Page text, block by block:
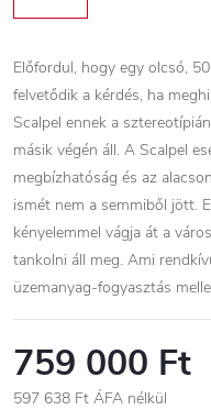
Előfordul, hogy egy olcsó,
felvetődik a kérdés, ha
Scalpel ennek a
másik végén áll. A Scalpel
megbízhatóság és az
ismét nem a semmiből jött.
kényelemmel vágja át a
tankolni áll meg. Ami
üzemanyag-fogyasztás
759 000 Ft
597 638 Ft ÁFA nélkül